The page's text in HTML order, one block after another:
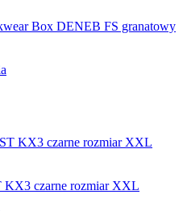
Box DENEB FS granatowy
KX3 czarne rozmiar XXL